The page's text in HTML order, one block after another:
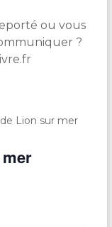
ou vous
?
Lion sur mer